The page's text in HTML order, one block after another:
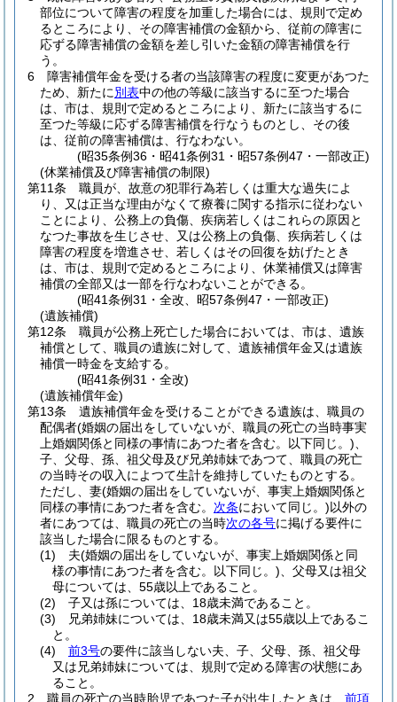
部位について障害の程度を加重した場合には、規則で定め
るところにより、その障害補償の金額から、従前の障害に
応ずる障害補償の金額を差し引いた金額の障害補償を行
う。
6
障害補償年金を受ける者の当該障害の程度に変更があつた
ため、新たに別表中の他の等級に該当するに至つた場合
は、市は、規則で定めるところにより、新たに該当するに
至つた等級に応ずる障害補償を行なうものとし、その後
は、従前の障害補償は、行なわない。
(昭35条例36・昭41条例31・昭57条例47・一部改正)
(休業補償及び障害補償の制限)
第11条
職員が、故意の犯罪行為若しくは重大な過失によ
り、又は正当な理由がなくて療養に関する指示に従わない
ことにより、公務上の負傷、疾病若しくはこれらの原因と
なつた事故を生じさせ、又は公務上の負傷、疾病若しくは
障害の程度を増進させ、若しくはその回復を妨げたとき
は、市は、規則で定めるところにより、休業補償又は障害
補償の全部又は一部を行なわないことができる。
(昭41条例31・全改、昭57条例47・一部改正)
(遺族補償)
第12条
職員が公務上死亡した場合においては、市は、遺族
補償として、職員の遺族に対して、遺族補償年金又は遺族
補償一時金を支給する。
(昭41条例31・全改)
(遺族補償年金)
第13条
遺族補償年金を受けることができる遺族は、職員の
配偶者(婚姻の届出をしていないが、職員の死亡の当時事実
上婚姻関係と同様の事情にあつた者を含む。以下同じ。)
子、父母、孫、祖父母及び兄弟姉妹であつて、職員の死亡
の当時その収入によつて生計を維持していたものとする。
ただし、妻(婚姻の届出をしていないが、事実上婚姻関係と
同様の事情にあつた者を含む。 次条において同じ。)以外の
者にあつては、職員の死亡の当時次の各号に掲げる要件に
該当した場合に限るものとする。
(1)
夫(婚姻の届出をしていないが、事実上婚姻関係と同
様の事情にあつた者を含む。以下同じ。) 、父母又は祖父
母については、55歳以上であること。
(2)
子又は孫については、18歳未満であること。
(3)
兄弟姉妹については、18歳未満又は55歳以上であるこ
と。
(4)
前3号の要件に該当しない夫、子、父母、孫、祖父母
又は兄弟姉妹については、規則で定める障害の状態にあ
ること。
2
職員の死亡の当時胎児であつた子が出生したときは、 前項